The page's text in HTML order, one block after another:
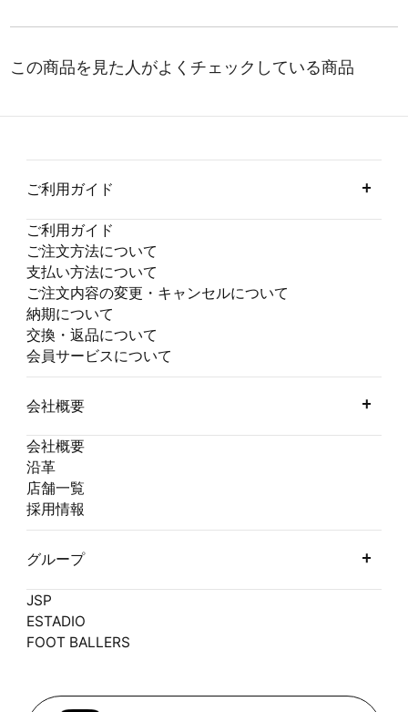
ご利用ガイド
ご利用ガイド
ご注文方法について
支払い方法について
ご注文内容の変更・キャンセルについて
納期について
交換・返品について
会員サービスについて
会社概要
会社概要
沿革
店舗一覧
採用情報
グループ
JSP
ESTADIO
FOOT BALLERS